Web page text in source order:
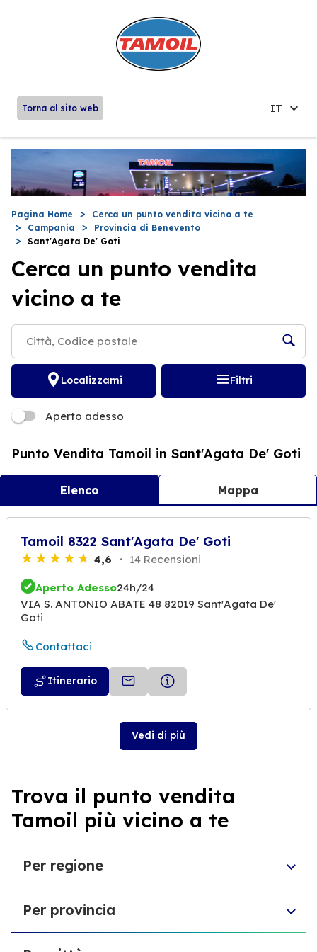
Torna al sito web IT
Pagina Home
Cerca un punto vendita vicino a te
Campania
Provincia di Benevento
Sant'Agata De' Goti
Cerca un punto vendita
vicino a te
Localizzami Filtri
Aperto adesso
Punto Vendita Tamoil in Sant'Agata De' Goti
Elenco Mappa
Tamoil 8322 Sant'Agata De' Goti
4,6 14 Recensioni
Aperto Adesso24h/24
VIA S. ANTONIO ABATE 48 82019 Sant'Agata De'
Goti
Contattaci
Itinerario
Vedi di più
Trova il punto vendita
Tamoil più vicino a te
Per regione
Veneto
Abruzzo
Liguria
Per provincia